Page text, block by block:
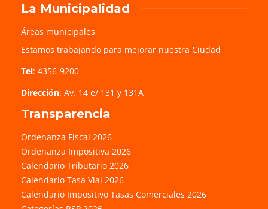
La Municipalidad
Áreas municipales
Estamos trabajando para mejorar nuestra Ciudad
Tel: 4356-9200
Dirección: Av. 14 e/ 131 y 131A
Transparencia
Ordenanza Fiscal 2026
Ordenanza Impositiva 2026
Calendario Tributario 2026
Calendario Tasa Vial 2026
Calendario Impositivo Tasas Comerciales 2026